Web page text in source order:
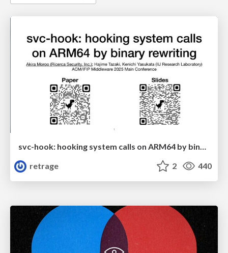
svc-hook: hooking system calls on ARM64 by binary rewriting
retrage
2 440